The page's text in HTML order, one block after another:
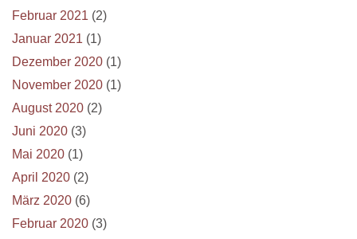
Februar 2021 (2)
Januar 2021 (1)
Dezember 2020 (1)
November 2020 (1)
August 2020 (2)
Juni 2020 (3)
Mai 2020 (1)
April 2020 (2)
März 2020 (6)
Februar 2020 (3)